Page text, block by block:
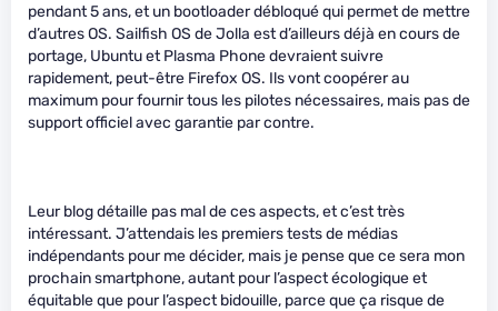
pendant 5 ans, et un bootloader débloqué qui permet de mettre
d’autres OS. Sailfish OS de Jolla est d’ailleurs déjà en cours de
portage, Ubuntu et Plasma Phone devraient suivre
rapidement, peut-être Firefox OS. Ils vont coopérer au
maximum pour fournir tous les pilotes nécessaires, mais pas de
support officiel avec garantie par contre.
Leur blog détaille pas mal de ces aspects, et c’est très
intéressant. J’attendais les premiers tests de médias
indépendants pour me décider, mais je pense que ce sera mon
prochain smartphone, autant pour l’aspect écologique et
équitable que pour l’aspect bidouille, parce que ça risque de